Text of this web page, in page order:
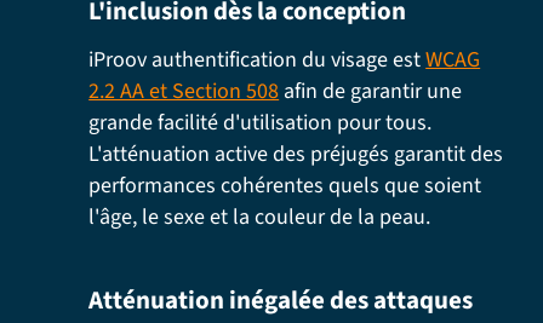
L'inclusion dès la conception
iProov authentification du visageestWCAG
2.2 AA et Section 508afin de garantir une
grande facilité d'utilisation pour tous.
L'atténuation active des préjugés garantit des
performances cohérentes quels que soient
l'âge, le sexe et la couleur de la peau.
Atténuation inégalée des attaques